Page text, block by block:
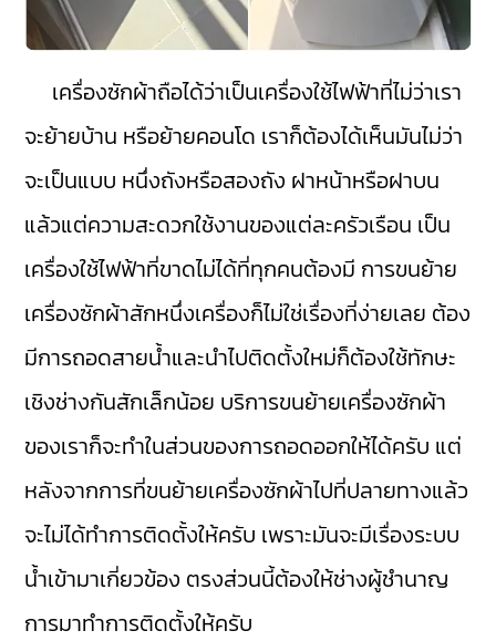
เครื่องซักผ้าถือได้ว่าเป็นเครื่องใช้ไฟฟ้าที่ไม่ว่าเรา
จะย้ายบ้าน หรือย้ายคอนโด เราก็ต้องได้เห็นมันไม่ว่า
จะเป็นแบบ หนึ่งถังหรือสองถัง ฝาหน้าหรือฝาบน
แล้วแต่ความสะดวกใช้งานของแต่ละครัวเรือน เป็น
เครื่องใช้ไฟฟ้าที่ขาดไม่ได้ที่ทุกคนต้องมี การขนย้าย
เครื่องซักผ้าสักหนึ่งเครื่องก็ไม่ใช่เรื่องที่ง่ายเลย ต้อง
มีการถอดสายน้ำและนำไปติดตั้งใหม่ก็ต้องใช้ทักษะ
เชิงช่างกันสักเล็กน้อย บริการขนย้ายเครื่องซักผ้า
ของเราก็จะทำในส่วนของการถอดออกให้ได้ครับ แต่
หลังจากการที่ขนย้ายเครื่องซักผ้าไปที่ปลายทางแล้ว
จะไม่ได้ทำการติดตั้งให้ครับ เพราะมันจะมีเรื่องระบบ
น้ำเข้ามาเกี่ยวข้อง ตรงส่วนนี้ต้องให้ช่างผู้ชำนาญ
การมาทำการติดตั้งให้ครับ